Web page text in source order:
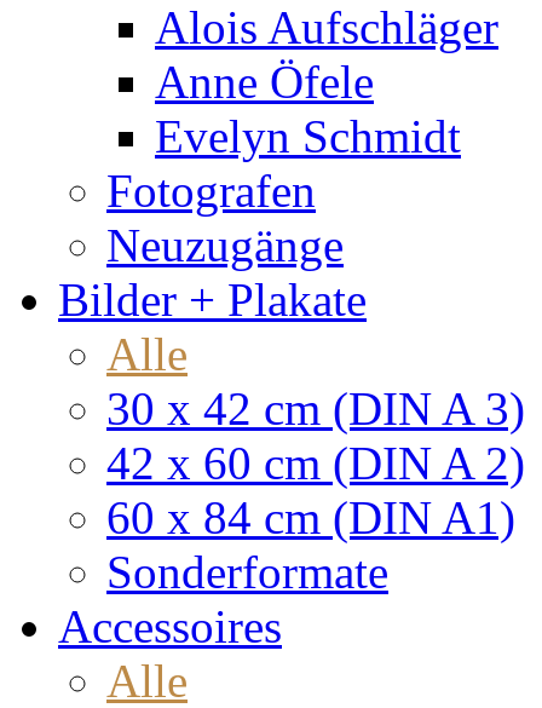
Alois Aufschläger
Anne Öfele
Evelyn Schmidt
Fotografen
Neuzugänge
Bilder + Plakate
Alle
30 x 42 cm (DIN A 3)
42 x 60 cm (DIN A 2)
60 x 84 cm (DIN A1)
Sonderformate
Accessoires
Alle